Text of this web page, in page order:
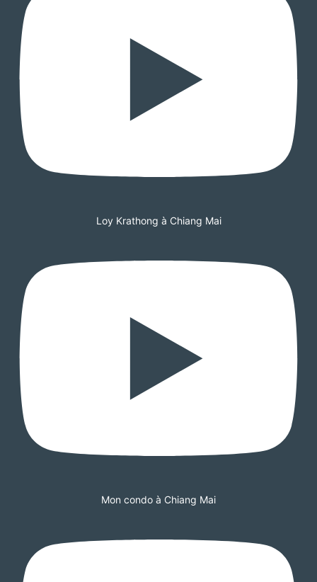
Loy Krathong à Chiang Mai
Mon condo à Chiang Mai